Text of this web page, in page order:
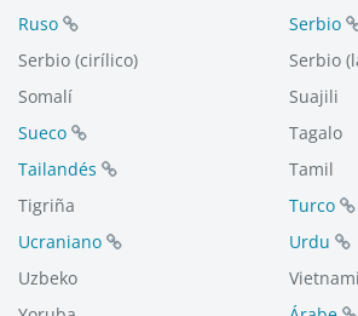
Ruso
Serbio
Serbio (cirílico)
Serbio
Somalí
Suajili
Sueco
Tagalo
Tailandés
Tamil
Tigriña
Turco
Ucraniano
Urdu
Uzbeko